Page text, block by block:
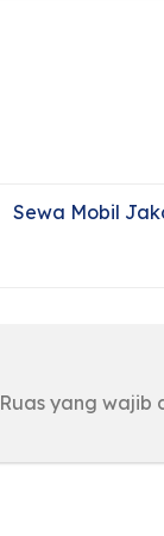
Sewa Mobil
Ruas yang wajib